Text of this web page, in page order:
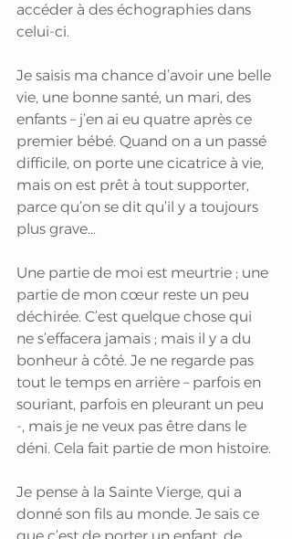
accéder à des échographies dans
celui-ci.
Je saisis ma chance d’avoir une belle
vie, une bonne santé, un mari, des
enfants – j’en ai eu quatre après ce
premier bébé. Quand on a un passé
difficile, on porte une cicatrice à vie,
mais on est prêt à tout supporter,
parce qu’on se dit qu’il y a toujours
plus grave...
Une partie de moi est meurtrie ; une
partie de mon cœur reste un peu
déchirée. C’est quelque chose qui
ne s’effacera jamais ; mais il y a du
bonheur à côté. Je ne regarde pas
tout le temps en arrière – parfois en
souriant, parfois en pleurant un peu
-, mais je ne veux pas être dans le
déni. Cela fait partie de mon histoire.
Je pense à la Sainte Vierge, qui a
donné son fils au monde. Je sais ce